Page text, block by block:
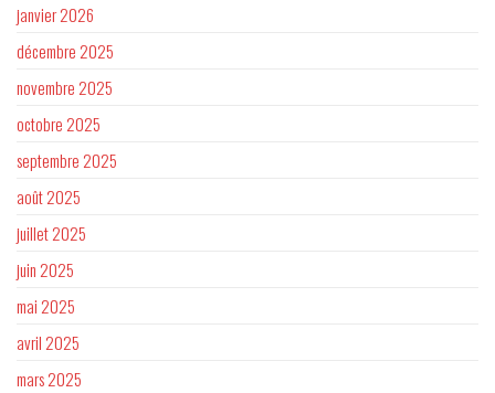
janvier 2026
décembre 2025
novembre 2025
octobre 2025
septembre 2025
août 2025
juillet 2025
juin 2025
mai 2025
avril 2025
mars 2025